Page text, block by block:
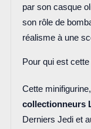
par son casque
son rôle de
réalisme à une
Pour qui est
Cette
collectionneurs
Derniers Jedi et